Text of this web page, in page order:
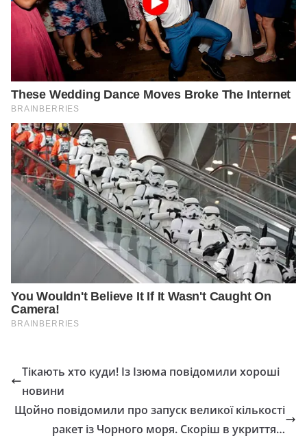
Тікають хто куди! Із Ізюма повідомили хороші
новини
Щойно повідомили про запуск великої кількості
ракет із Чорного моря. Скоріш в укриття…